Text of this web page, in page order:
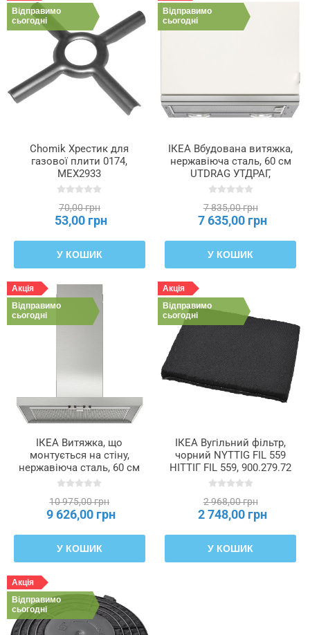
Відправимо
сьогодні
Chomik Хрестик для
газової плити 0174,
MEX2933
70,00 грн
53,00 грн
У КОШИК
Відправимо
сьогодні
ІКЕА Вбудована витяжка,
нержавіюча сталь, 60 см
UTDRAG УТДРАГ,
103.891.42
7 835,00 грн
7 635,00 грн
У КОШИК
Акція
Відправимо
сьогодні
ІКЕА Витяжка, що
монтується на стіну,
нержавіюча сталь, 60 см
MATÄLSKARE
10 975,00 грн
9 626,00 грн
У КОШИК
Акція
Відправимо
сьогодні
ІКЕА Вугільний фільтр,
чорний NYTTIG FIL 559
НІТТІГ FIL 559, 900.279.72
2 968,00 грн
2 748,00 грн
У КОШИК
Акція
Відправимо
сьогодні